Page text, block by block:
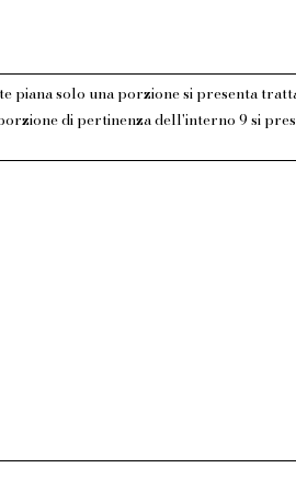
piana solo una porzione si presenta
di pertinenza dell'interno 9 si